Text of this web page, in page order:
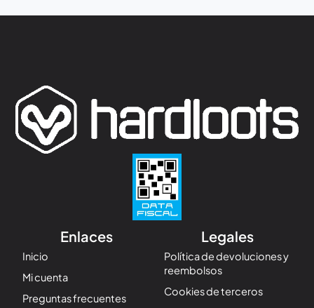
Enlaces
Inicio
Mi cuenta
Preguntas frecuentes
Legales
Política de devoluciones y
reembolsos
Cookies de terceros